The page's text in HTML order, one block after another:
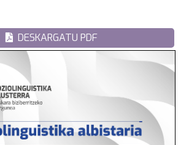
DESKARGATU PDF